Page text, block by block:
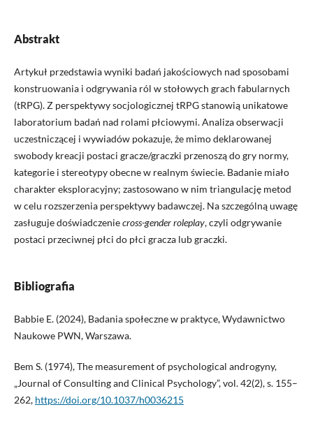
Abstrakt
Artykuł przedstawia wyniki badań jakościowych nad sposobami
konstruowania i odgrywania ról w stołowych grach fabularnych
(tRPG). Z perspektywy socjologicznej tRPG stanowią unikatowe
laboratorium badań nad rolami płciowymi. Analiza obserwacji
uczestniczącej i wywiadów pokazuje, że mimo deklarowanej
swobody kreacji postaci gracze/graczki przenoszą do gry normy,
kategorie i stereotypy obecne w realnym świecie. Badanie miało
charakter eksploracyjny; zastosowano w nim triangulację metod
w celu rozszerzenia perspektywy badawczej. Na szczególną uwagę
zasługuje doświadczeniecross-gender roleplay, czyli odgrywanie
postaci przeciwnej płci do płci gracza lub graczki.
Bibliografia
Babbie E. (2024), Badania społeczne w praktyce, Wydawnictwo
Naukowe PWN, Warszawa.
Bem S. (1974), The measurement of psychological androgyny,
„Journal of Consulting and Clinical Psychology”, vol. 42(2), s. 155–
262, https://doi.org/10.1037/h0036215